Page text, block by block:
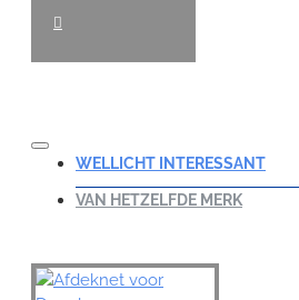
WELLICHT INTERESSANT
VAN HETZELFDE MERK